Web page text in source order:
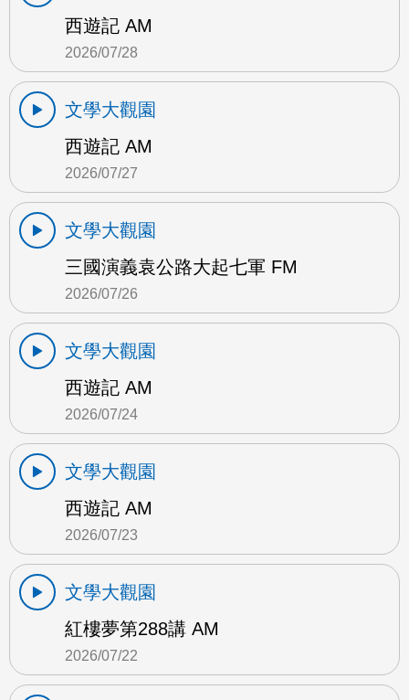
西遊記 AM
2026/07/28
文學大觀園
西遊記 AM
2026/07/27
文學大觀園
三國演義袁公路大起七軍 FM
2026/07/26
文學大觀園
西遊記 AM
2026/07/24
文學大觀園
西遊記 AM
2026/07/23
文學大觀園
紅樓夢第288講 AM
2026/07/22